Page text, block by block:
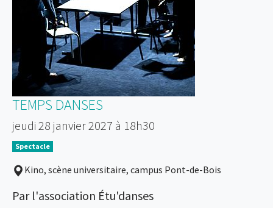
TEMPS DANSES
jeudi 28 janvier 2027 à 18h30
Spectacle
Kino, scène universitaire, campus Pont-de-Bois
Par l'association Étu'danses